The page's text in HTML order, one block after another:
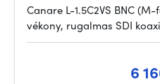
Canare L-1.5C2VS BNC
vékony, rugalmas SDI
6